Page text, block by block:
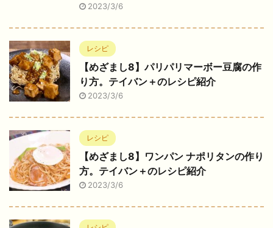
2023/3/6
レシピ
【めざまし8】パリパリマーボー豆腐の作
り方。テイバン＋のレシピ紹介
2023/3/6
レシピ
【めざまし8】ワンパン ナポリタンの作り
方。テイバン＋のレシピ紹介
2023/3/6